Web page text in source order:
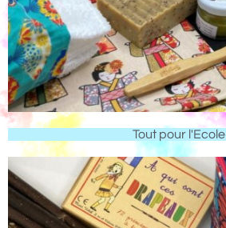
Tout pour l'Ecole